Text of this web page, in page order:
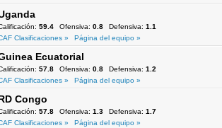
59.4 Ofensiva: 0.8 Defensiva: 1.1
Clasificaciones »
Página del equipo »
Ecuatorial
57.8 Ofensiva: 0.8 Defensiva: 1.2
Clasificaciones »
Página del equipo »
Congo
57.8 Ofensiva: 1.3 Defensiva: 1.7
Clasificaciones »
Página del equipo »